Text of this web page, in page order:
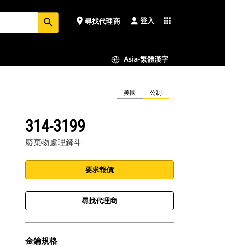
search place 尋找代理商 登入 apps
Asia-繁體漢字
美國 公制
314-3199
廢棄物處理鏟斗
要求報價
尋找代理商
金鑰規格